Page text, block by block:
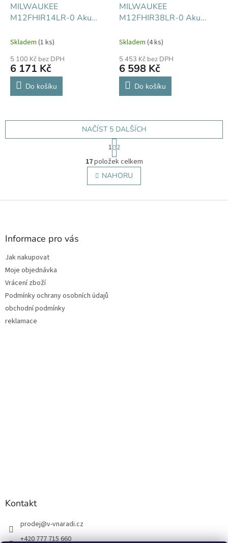
MILWAUKEE
M12FHIR14LR-0 Aku
Skladem (1 ks)
5 100 Kč bez DPH
6 171 Kč
Do košíku
MILWAUKEE
M12FHIR38LR-0 Aku
Nm
Skladem (4 ks)
5 453 Kč bez DPH
6 598 Kč
Do košíku
O
v
l
á
NAČÍST 5 DALŠÍCH
S
t
r
á
n
k
v
1 2
17položek celkem
NAHORU
Z
Informace pro vás
Jak nakupovat
Moje objednávka
Vrácení zboží
Podmínky ochrany osobních údajů
obchodní podmínky
reklamace
Kontakt
prodej@v-vnaradi.cz
+420 777 715 660